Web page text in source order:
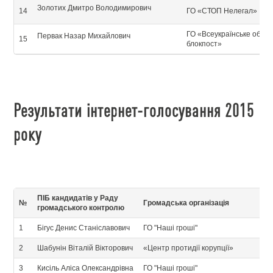
14 Золотих Дмитро Володимирович ГО «СТОП Нелегал»
15 Первак Назар Михайлович
ГО «Всеукраїнське
блокпост»
Результати інтернет-голосування 2015
року
№
ПІБ кандидатів у Раду
громадського контролю
Громадська організація
1 Бігус Денис Станіславович ГО "Наші гроші"
2 Шабунін Віталій Вікторович «Центр протидії корупції»
3 Кисіль Аліса Олександрівна ГО "Наші гроші"